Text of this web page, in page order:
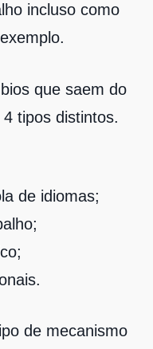
incluso como
que saem do
tipos distintos.
de idiomas;
de mecanismo